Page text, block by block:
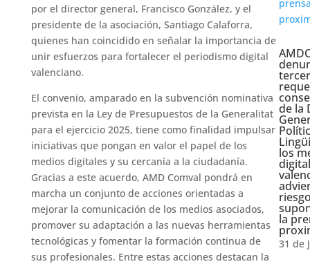
por el director general, Francisco González, y el
presidente de la asociación, Santiago Calaforra,
quienes han coincidido en señalar la importancia de
unir esfuerzos para fortalecer el periodismo digital
valenciano.
El convenio, amparado en la subvención nominativa
prevista en la Ley de Presupuestos de la Generalitat
para el ejercicio 2025, tiene como finalidad impulsar
iniciativas que pongan en valor el papel de los
medios digitales y su cercanía a la ciudadanía.
Gracias a este acuerdo, AMD Comval pondrá en
marcha un conjunto de acciones orientadas a
mejorar la comunicación de los medios asociados,
promover su adaptación a las nuevas herramientas
tecnológicas y fomentar la formación continua de
sus profesionales. Entre estas acciones destacan la
de la
los
la
31 de